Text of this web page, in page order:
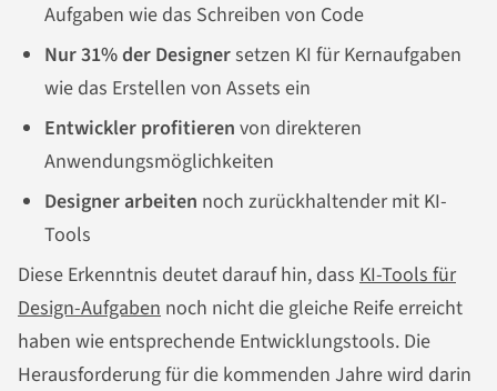
Aufgaben wie das Schreiben von Code
Nur 31% der Designersetzen KI für Kernaufgaben
wie das Erstellen von Assets ein
Entwickler profitieren von direkteren
Anwendungsmöglichkeiten
Designer arbeiten noch zurückhaltender mit KI-
Tools
Diese Erkenntnis deutet darauf hin, dass KI-Tools für
Design-Aufgaben noch nicht die gleiche Reife erreicht
haben wie entsprechende Entwicklungstools. Die
Herausforderung für die kommenden Jahre wird darin